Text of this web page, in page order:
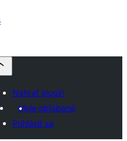
Nahrať plugin
Moje obľúbené
Prihlásiť sa